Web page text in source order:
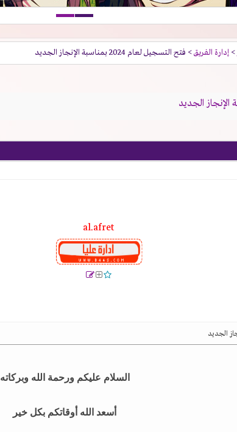
> إدارة الفريق> فتح التسجيل لعام 2024 بمناسبة الإنجاز الجديد
al.afret
السلام عليكم ورحمة الله وبركاته
أسعد الله أوقاتكم بكل خير